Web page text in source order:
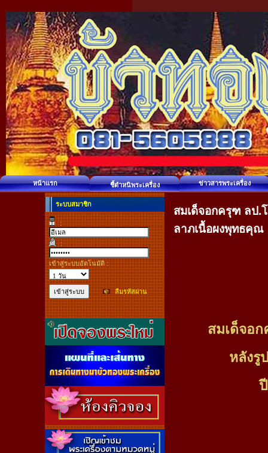
หน้าแรก ชี้ตำหนิพระเครื่อง ข่าวสารพระเครื่อง
ระบบสมาชิก
:
:
เข้าสู่ระบบอัตโนมัติ :
ลืมรหัสผ่าน
สมเด็จอกครุฑ ลป.
ลาภเนื้อผงพุทธคุณ
สมเด็จอ
หลังรู